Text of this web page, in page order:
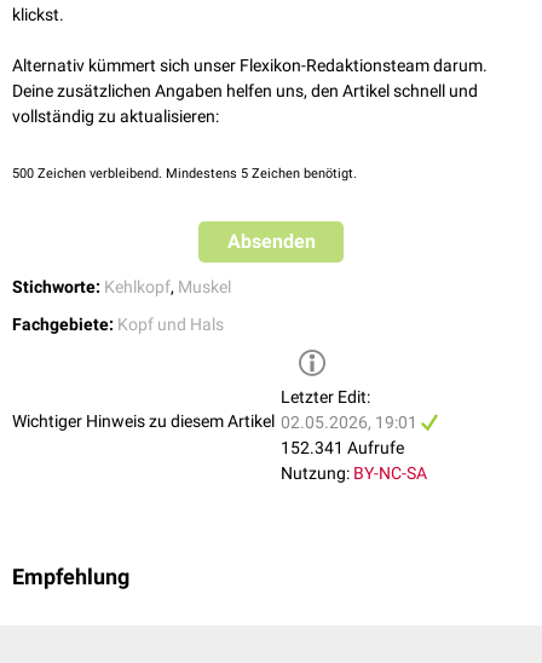
Pars interna:
...nach Funktion
Des Weiteren können die o.a. Muskeln in Spann- von Stellmuskeln
Musculus cricoarytaenoideus posterior
Musculus cricoarytaenoideus lateralis
Musculus thyroarytaenoideus
Spannmuskeln sind der Musculus cricothyroideus und der Musculus
klickst.
Alternativ kümmert sich unser Flexikon-Redaktionsteam darum.
Deine zusätzlichen Angaben helfen uns, den Artikel schnell und
vollständig zu aktualisieren:
500 Zeichen verbleibend. Mindestens 5 Zeichen benötigt.
Absenden
Stichworte: Kehlkopf, Muskel
Fachgebiete: Kopf und Hals
Wichtiger Hinweis zu diesem Artikel
Letzter Edit:
02.05.2026, 19:01
152.341 Aufrufe
Nutzung: BY-NC-SA
Empfehlung